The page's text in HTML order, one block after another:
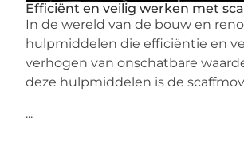
Efficiënt en veilig werken met
In de wereld van de bouw en
hulpmiddelen die efficiëntie en
verhogen van onschatbare
deze hulpmiddelen is de
...